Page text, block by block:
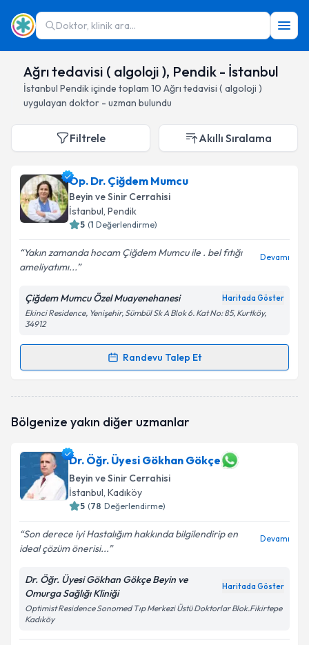
Doktor, klinik ara...
Ağrı tedavisi ( algoloji ), Pendik - İstanbul
İstanbul Pendikiçinde toplam 10 Ağrı tedavisi ( algoloji )
uygulayan doktor - uzman bulundu
Filtrele Akıllı Sıralama
Op. Dr. Çiğdem Mumcu
Beyin ve Sinir Cerrahisi
İstanbul, Pendik
5 (1 Değerlendirme)
Yakın zamanda hocam Çiğdem Mumcu ile . bel fıtığı
ameliyatımı...
Devamı
Çiğdem Mumcu Özel Muayenehanesi Haritada Göster
Ekinci Residence, Yenişehir, Sümbül Sk A Blok 6. Kat No: 85, Kurtköy,
34912
Randevu Talep Et
Randevu Takvimi Talebi
oluşturun. Size bu uzmandan randevu almanız için bir
E-posta Adresiniz
Kişisel verilerimin işlenmesine ilişkinAydınlatma
Metni'ni okudum ve kişisel verilerimin belirtilen
Takvim Talebini Gönder
Bölgenize yakın diğer uzmanlar
Dr. Öğr. Üyesi Gökhan Gökçe
Beyin ve Sinir Cerrahisi
İstanbul, Kadıköy
5 (78 Değerlendirme)
Son derece iyi Hastalığım hakkında bilgilendirip en
ideal çözüm önerisi...
Devamı
Dr. Öğr. Üyesi Gökhan Gökçe Beyin ve
Omurga Sağlığı Kliniği
Haritada Göster
Optimist Residence Sonomed Tıp Merkezi Üstü Doktorlar Blok.Fikirtepe
Kadıköy